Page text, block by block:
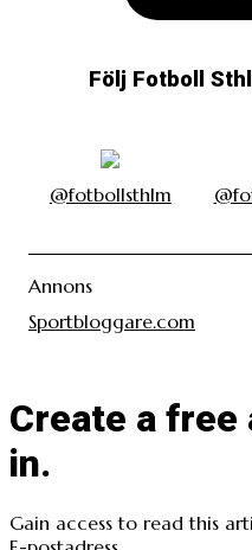
Följ Fotboll
@fotbollsthlm
Annons
Sportbloggare.com
Create a free
in.
Gain access to read this